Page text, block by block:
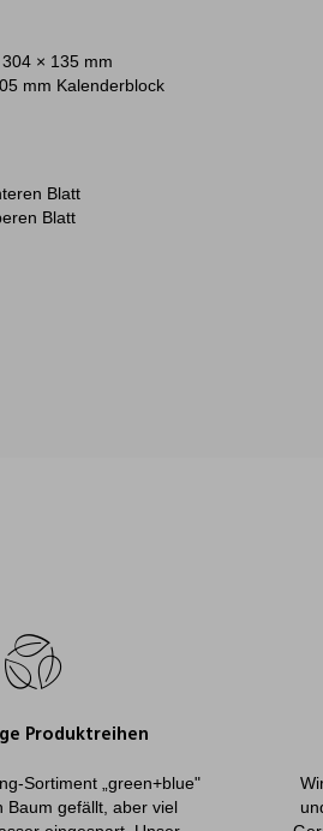
304 × 135 mm
mm Kalenderblock
Blatt
Blatt
Produktreihen
Sortiment „green+blue"
Baum gefällt, aber viel